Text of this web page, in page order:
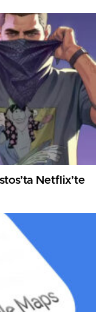
Netflix’te